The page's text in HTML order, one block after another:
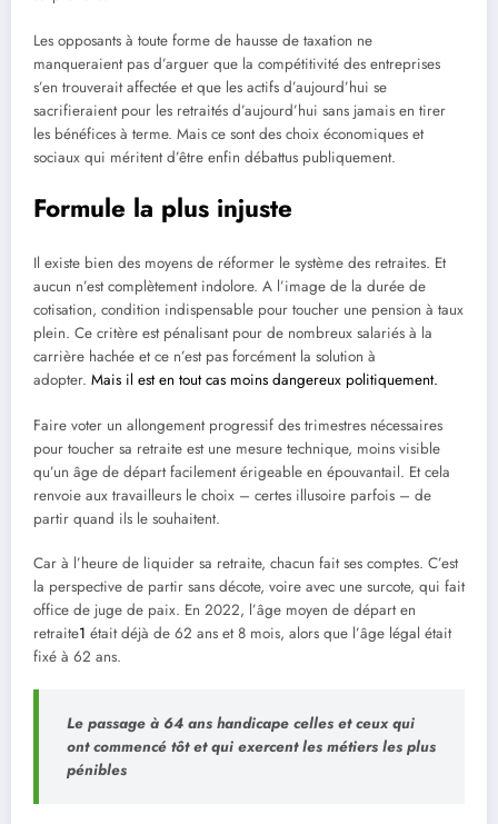
Les opposants à toute forme de hausse de taxation ne
manqueraient pas d’arguer que la compétitivité des entreprises
s’en trouverait affectée et que les actifs d’aujourd’hui se
sacrifieraient pour les retraités d’aujourd’hui sans jamais en tirer
les bénéfices à terme. Mais ce sont des choix économiques et
sociaux qui méritent d’être enfin débattus publiquement.
Formule la plus injuste
Il existe bien des moyens de réformer le système des retraites. Et
aucun n’est complètement indolore. A l’image de la durée de
cotisation, condition indispensable pour toucher une pension à taux
plein. Ce critère est pénalisant pour de nombreux salariés à la
carrière hachée et ce n’est pas forcément la solution à
adopter. Mais il est en tout cas moins dangereux politiquement.
Faire voter un allongement progressif des trimestres nécessaires
pour toucher sa retraite est une mesure technique, moins visible
qu’un âge de départ facilement érigeable en épouvantail. Et cela
renvoie aux travailleurs le choix – certes illusoire parfois – de
partir quand ils le souhaitent.
Car à l’heure de liquider sa retraite, chacun fait ses comptes. C’est
la perspective de partir sans décote, voire avec une surcote, qui fait
office de juge de paix. En 2022, l’âge moyen de départ en
retraite1 était déjà de 62 ans et 8 mois, alors que l’âge légal était
fixé à 62 ans.
Le passage à 64 ans handicape celles et ceux qui
ont commencé tôt et qui exercent les métiers les plus
pénibles